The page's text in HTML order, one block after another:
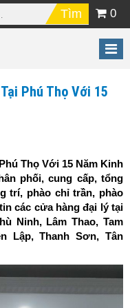
0
Phú Thọ Với 15
Thọ Với 15 Năm Kinh
phối, cung cấp, tổng
trí, phào chỉ trần, phào
các cửa hàng đại lý tại
Ninh, Lâm Thao, Tam
Lập, Thanh Sơn, Tân